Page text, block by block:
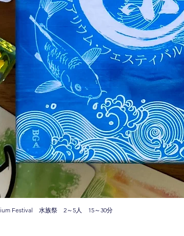
クイックビュー
Festival 水族祭 2～5人 15～30分